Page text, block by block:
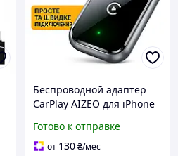
Беспроводной адаптер
CarPlay AIZEO для iPhone
проводного на
беспроводной,
Готово к отправке
от 130₴/мес